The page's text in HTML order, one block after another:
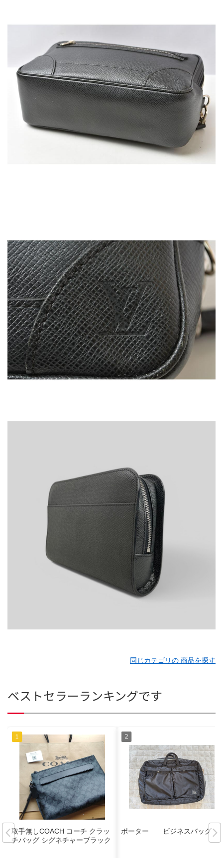
同じカテゴリの 商品を探す
ベストセラーランキングです
取手無しCOACH コーチ クラッ
チバッグ シグネチャーブラック
ポーター ビジネスバッグ